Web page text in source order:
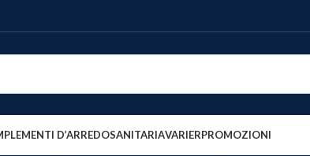
D’ARREDOSANITARIAVARIERPROMOZIONI